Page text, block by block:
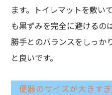
ます。トイレマットを敷い
も黒ずみを完全に避けるの
勝手とのバランスをしっか
と良いです。
便器のサイズが大きす